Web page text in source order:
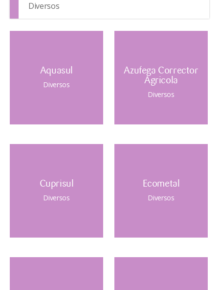
Diversos
Aquasul
Diversos
Azufega Corrector
Agricola
Diversos
Cuprisul
Diversos
Ecometal
Diversos